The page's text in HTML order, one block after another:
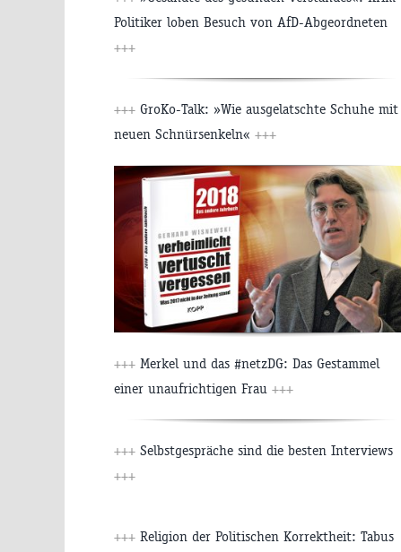
Politiker loben Besuch von AfD-Abgeordneten
+++
+++ GroKo-Talk: »Wie ausgelatschte Schuhe mit
neuen Schnürsenkeln« +++
+++ Merkel und das #netzDG: Das Gestammel
einer unaufrichtigen Frau +++
+++ Selbstgespräche sind die besten Interviews
+++
+++ Religion der Politischen Korrektheit: Tabus